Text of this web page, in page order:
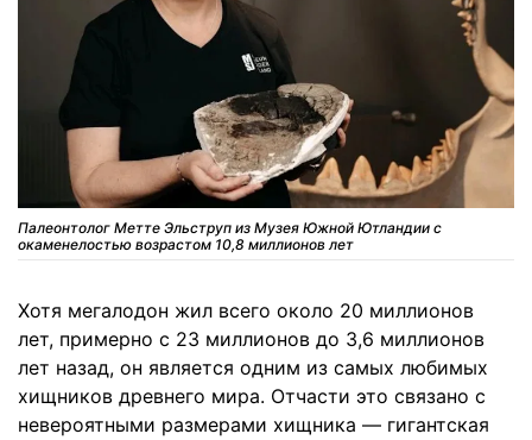
Палеонтолог Метте Эльструп из Музея Южной Ютландии с
окаменелостью возрастом 10,8 миллионов лет
Хотя мегалодон жил всего около 20 миллионов
лет, примерно с 23 миллионов до 3,6 миллионов
лет назад, он является одним из самых любимых
хищников древнего мира. Отчасти это связано с
невероятными размерами хищника — гигантская